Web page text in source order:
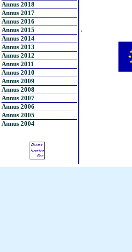
Annus 2018
Annus 2017
Annus 2016
Annus 2015
Annus 2014
Annus 2013
Annus 2012
Annus 2011
Annus 2010
Annus 2009
Annus 2008
Annus 2007
Annus 2006
Annus 2005
Annus 2004
.